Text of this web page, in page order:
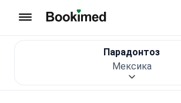
Парадонтоз
Мексика